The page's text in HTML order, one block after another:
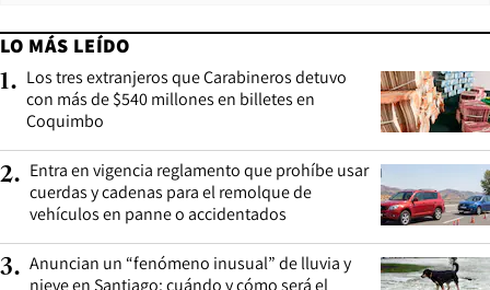
LO MÁS LEÍDO
1. Los tres extranjeros que Carabineros detuvo
con más de $540 millones en billetes en
Coquimbo
2. Entra en vigencia reglamento que prohíbe usar
cuerdas y cadenas para el remolque de
vehículos en panne o accidentados
3. Anuncian un “fenómeno inusual” de lluvia y
nieve en Santiago: cuándo y cómo será el